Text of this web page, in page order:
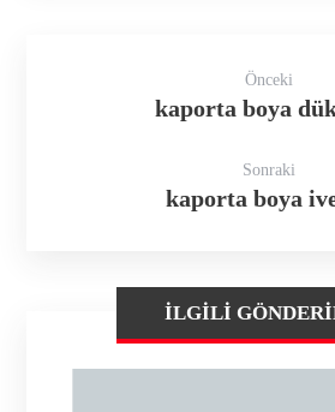
Önceki
kaporta boya
Sonraki
kaporta boya
İLGILI